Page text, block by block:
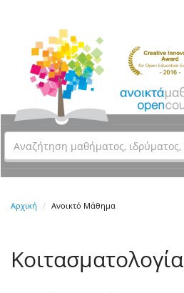
Αρχική Ανοικτό Μάθημα
Κοιτασματολογία